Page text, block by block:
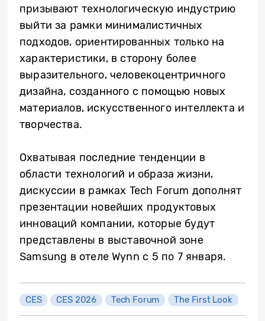
призывают технологическую индустрию
выйти за рамки минималистичных
подходов, ориентированных только на
характеристики, в сторону более
выразительного, человекоцентричного
дизайна, созданного с помощью новых
материалов, искусственного интеллекта и
творчества.
Охватывая последние тенденции в
области технологий и образа жизни,
дискуссии в рамках Tech Forum дополнят
презентации новейших продуктовых
инноваций компании, которые будут
представлены в выставочной зоне
Samsung в отеле Wynn с 5 по 7 января.
CES CES 2026 Tech Forum The First Look